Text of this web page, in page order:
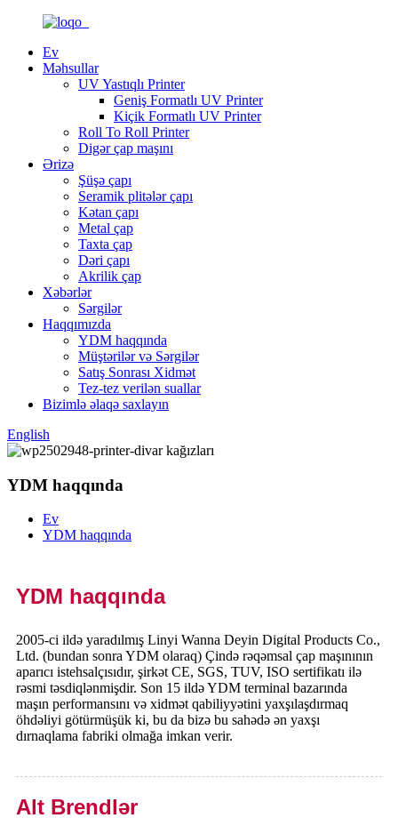
Ev
Məhsullar
UV Yastıqlı Printer
Geniş Formatlı UV Printer
Kiçik Formatlı UV Printer
Roll To Roll Printer
Digər çap maşını
Ərizə
Şüşə çapı
Seramik plitələr çapı
Kətan çapı
Metal çap
Taxta çap
Dəri çapı
Akrilik çap
Xəbərlər
Sərgilər
Haqqımızda
YDM haqqında
Müştərilər və Sərgilər
Satış Sonrası Xidmət
Tez-tez verilən suallar
Bizimlə əlaqə saxlayın
English
YDM haqqında
Ev
YDM haqqında
YDM haqqında
2005-ci ildə yaradılmış Linyi Wanna Deyin Digital Products Co.,
Ltd. (bundan sonra YDM olaraq) Çində rəqəmsal çap maşınının
aparıcı istehsalçısıdır, şirkət CE, SGS, TUV, ISO sertifikatı ilə
rəsmi təsdiqlənmişdir. Son 15 ildə YDM terminal bazarında
maşın performansını və xidmət qabiliyyətini yaxşılaşdırmaq
öhdəliyi götürmüşük ki, bu da bizə bu sahədə ən yaxşı
dırnaqlama fabriki olmağa imkan verir.
Alt Brendlər